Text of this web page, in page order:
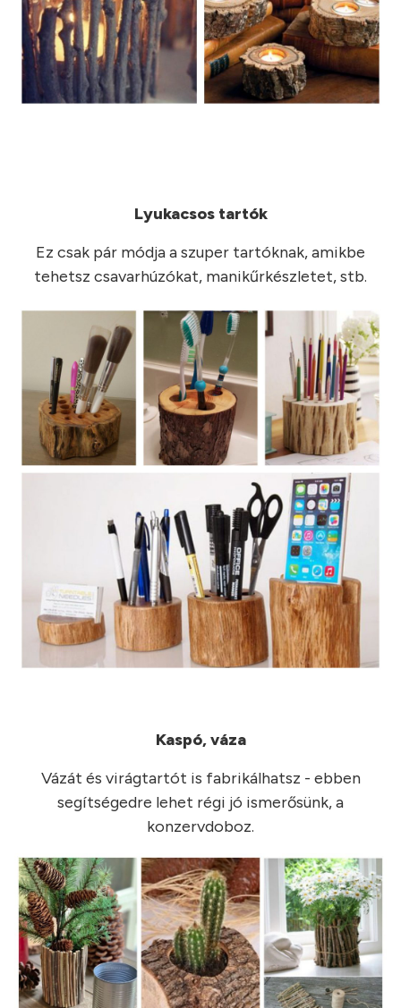
Lyukacsos tartók
Ez csak pár módja a szuper tartóknak, amikbe
tehetsz csavarhúzókat, manikűrkészletet, stb.
Kaspó, váza
Vázát és virágtartót is fabrikálhatsz - ebben
segítségedre lehet régi jó ismerősünk, a
konzervdoboz.